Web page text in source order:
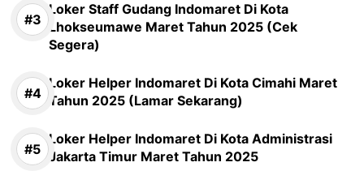
Loker Staff Gudang Indomaret Di Kota
Lhokseumawe Maret Tahun 2025 (Cek
Segera)
Loker Helper Indomaret Di Kota Cimahi Maret
Tahun 2025 (Lamar Sekarang)
Loker Helper Indomaret Di Kota Administrasi
Jakarta Timur Maret Tahun 2025